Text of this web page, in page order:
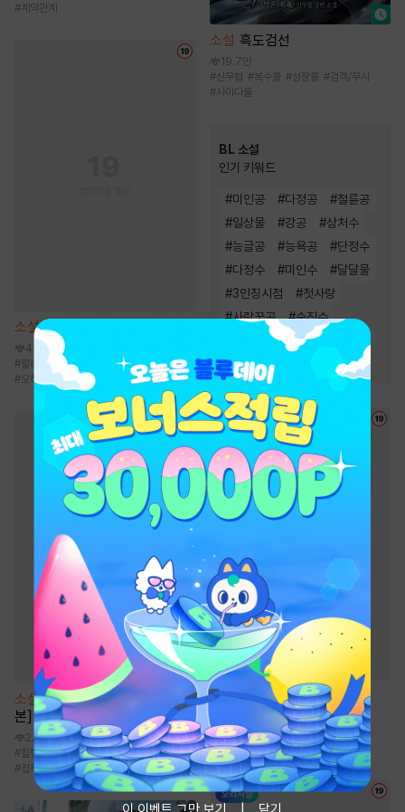
# 계약관계
소설 [BL] 재의 노래 [단행본]
4.8만
# 할리킹 조직/암흑가 #순진수 #냉혈공
#오해/착각
소설 [BL] 루멘 프로젝트 [단행
본]
2.2만
# 힐링물 #사건물 #할리킹 #유혹수
#집착공
소설 흑도검선
19.7만
#신무협 #복수물 #성장물 #검객/무사
#사이다물
BL 소설
인기 키워드
#미인공 #다정공 #절륜공
#일상물 #강공 #상처수
#능글공 #능욕공 #단정수
#다정수 #미인수 #달달물
#3인칭시점 #첫사랑
#사랑꾼공 #순진수
#순정공
#오해/착각
웹툰 신혼부부 특별전형
#짝사랑 #현대물 #알파공 #츤데레수
#짝사랑공
이 이벤트 그만 보기 닫기